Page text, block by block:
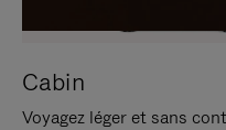
Cabin
Voyagez léger et sans